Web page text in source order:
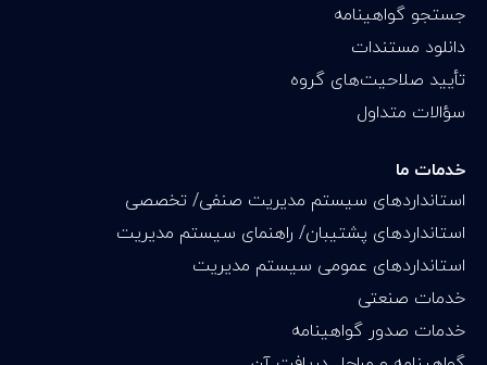
جستجو گواهینامه
دانلود مستندات
تأیید صلاحیت‌های گروه
سؤالات متداول
خدمات ما
استانداردهای سیستم مدیریت صنفی/ تخصصی
استانداردهای پشتیبان/ راهنمای سیستم مدیریت
استانداردهای عمومی سیستم مدیریت
خدمات صنعتی
خدمات صدور گواهینامه